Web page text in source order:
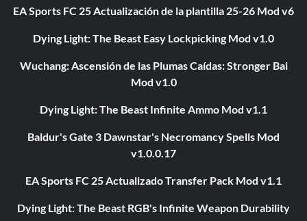
EA Sports FC 25 Actualización de la plantilla 25-26 Mod v6
Dying Light: The Beast Easy Lockpicking Mod v1.0
Wuchang: Ascensión de las Plumas Caídas: Stronger Bai
Mod v1.0
Dying Light: The Beast Infinite Ammo Mod v1.1
Baldur's Gate 3 Dawnstar's Necromancy Spells Mod
v1.0.0.17
EA Sports FC 25 Actualizado Transfer Pack Mod v1.1
Dying Light: The Beast RGB's Infinite Weapon Durability